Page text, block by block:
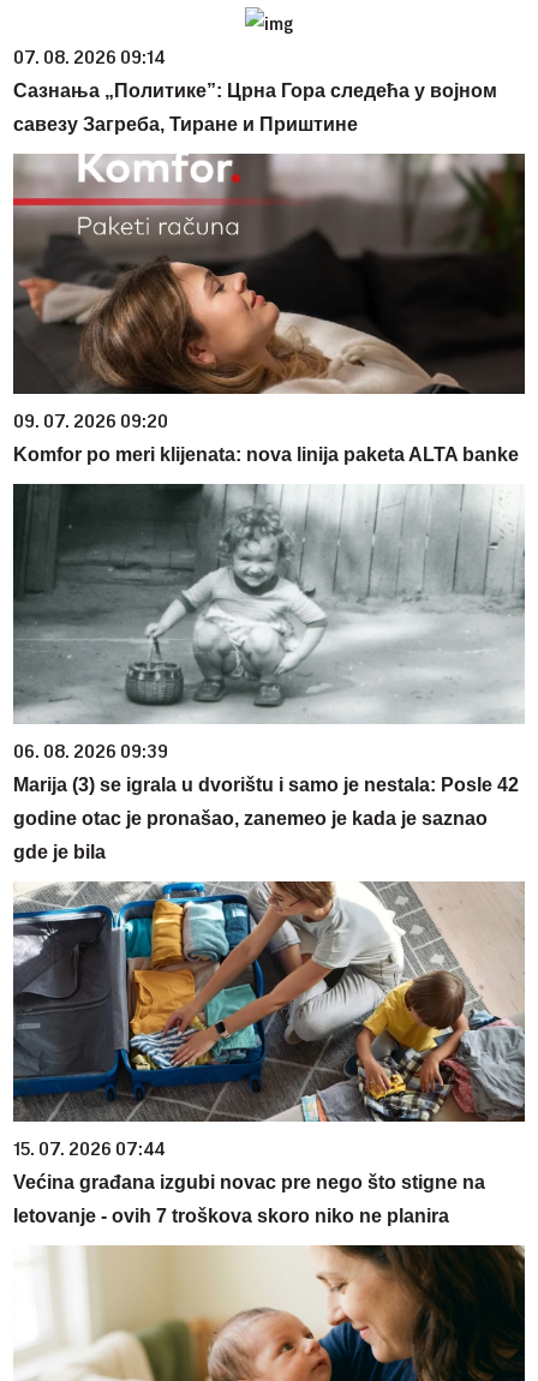
07. 08. 2026 09:14
Сазнања „Политике”: Црна Гора следећа у војном
савезу Загреба, Тиране и Приштине
09. 07. 2026 09:20
Komfor po meri klijenata: nova linija paketa ALTA banke
06. 08. 2026 09:39
Marija (3) se igrala u dvorištu i samo je nestala: Posle 42
godine otac je pronašao, zanemeo je kada je saznao
gde je bila
15. 07. 2026 07:44
Većina građana izgubi novac pre nego što stigne na
letovanje - ovih 7 troškova skoro niko ne planira